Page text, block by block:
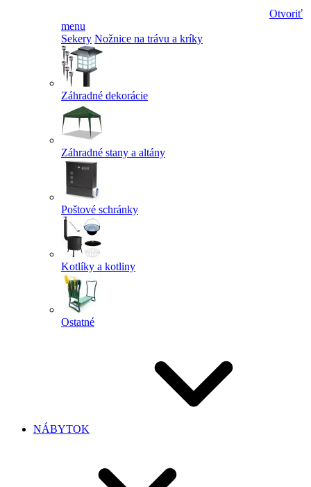
Otvoriť
menu
Sekery Nožnice na trávu a kríky
Záhradné dekorácie
Záhradné stany a altány
Poštové schránky
Kotlíky a kotliny
Ostatné
NÁBYTOK